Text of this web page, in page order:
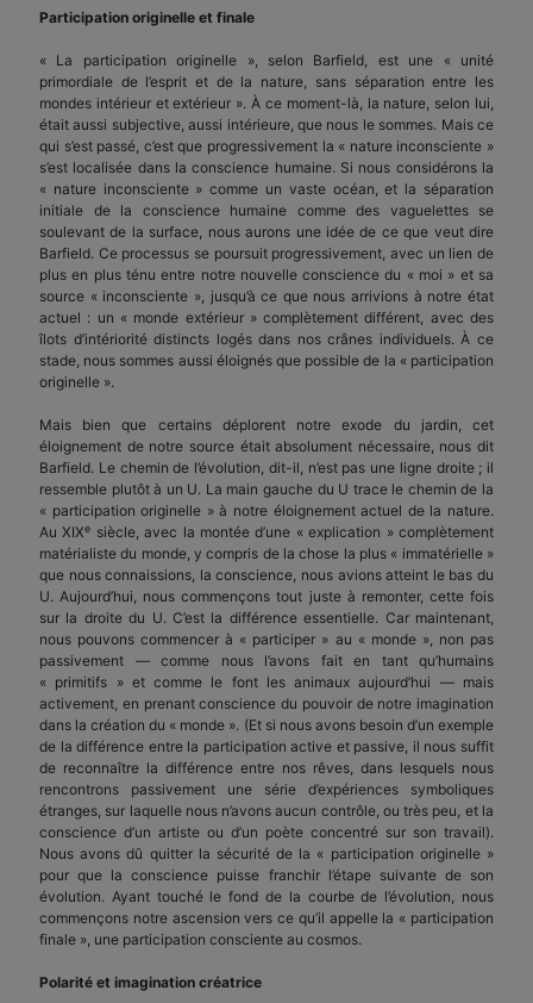
Participation originelle et finale
« La participation originelle », selon Barfield, est une « unité
primordiale de l’esprit et de la nature, sans séparation entre les
mondes intérieur et extérieur ». À ce moment-là, la nature, selon lui,
était aussi subjective, aussi intérieure, que nous le sommes. Mais ce
qui s’est passé, c’est que progressivement la « nature inconsciente »
s’est localisée dans la conscience humaine. Si nous considérons la
« nature inconsciente » comme un vaste océan, et la séparation
initiale de la conscience humaine comme des vaguelettes se
soulevant de la surface, nous aurons une idée de ce que veut dire
Barfield. Ce processus se poursuit progressivement, avec un lien de
plus en plus ténu entre notre nouvelle conscience du « moi » et sa
source « inconsciente », jusqu’à ce que nous arrivions à notre état
actuel : un « monde extérieur » complètement différent, avec des
îlots d’intériorité distincts logés dans nos crânes individuels. À ce
stade, nous sommes aussi éloignés que possible de la « participation
originelle ».
Mais bien que certains déplorent notre exode du jardin, cet
éloignement de notre source était absolument nécessaire, nous dit
Barfield. Le chemin de l’évolution, dit-il, n’est pas une ligne droite ; il
ressemble plutôt à un U. La main gauche du U trace le chemin de la
« participation originelle » à notre éloignement actuel de la nature.
Au XIXe siècle, avec la montée d’une « explication » complètement
matérialiste du monde, y compris de la chose la plus « immatérielle »
que nous connaissions, la conscience, nous avions atteint le bas du
U. Aujourd’hui, nous commençons tout juste à remonter, cette fois
sur la droite du U. C’est la différence essentielle. Car maintenant,
nous pouvons commencer à « participer » au « monde », non pas
passivement — comme nous l’avons fait en tant qu’humains
« primitifs » et comme le font les animaux aujourd’hui — mais
activement, en prenant conscience du pouvoir de notre imagination
dans la création du « monde ». (Et si nous avons besoin d’un exemple
de la différence entre la participation active et passive, il nous suffit
de reconnaître la différence entre nos rêves, dans lesquels nous
rencontrons passivement une série d’expériences symboliques
étranges, sur laquelle nous n’avons aucun contrôle, ou très peu, et la
conscience d’un artiste ou d’un poète concentré sur son travail).
Nous avons dû quitter la sécurité de la « participation originelle »
pour que la conscience puisse franchir l’étape suivante de son
évolution. Ayant touché le fond de la courbe de l’évolution, nous
commençons notre ascension vers ce qu’il appelle la « participation
finale », une participation consciente au cosmos.
Polarité et imagination créatrice